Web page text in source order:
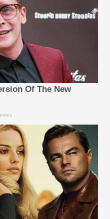
Of The New